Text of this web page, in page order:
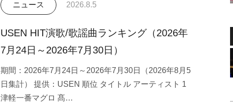
ニュース 2026.8.5
USEN HIT演歌/歌謡曲ランキング（2026年
7月24日～2026年7月30日）
期間：2026年7月24日～2026年7月30日（2026年8月5
日集計） 提供：USEN 順位 タイトル アーティスト 1
津軽一番マグロ 髙…